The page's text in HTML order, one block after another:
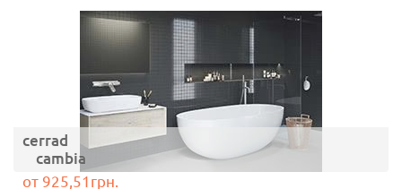
cerrad
cambia
от 925,51грн.